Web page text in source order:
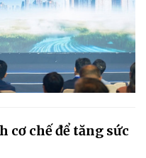
cơ chế để tăng sức